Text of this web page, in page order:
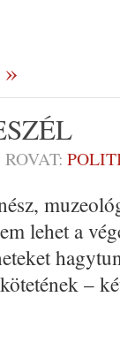
ROVAT:
lehet a
–